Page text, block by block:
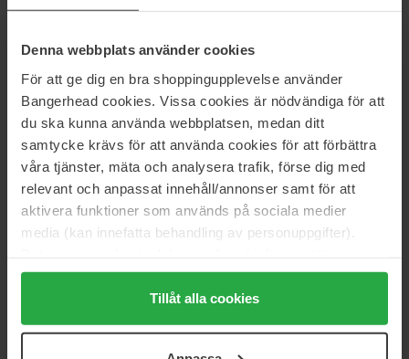
Denna webbplats använder cookies
För att ge dig en bra shoppingupplevelse använder
Bangerhead cookies. Vissa cookies är nödvändiga för att
du ska kunna använda webbplatsen, medan ditt
samtycke krävs för att använda cookies för att förbättra
våra tjänster, mäta och analysera trafik, förse dig med
relevant och anpassat innehåll/annonser samt för att
aktivera funktioner som används på sociala medier
media (kan innefatta behandling av personuppgifter).
Genom att trycka på "Tillåt alla cookies" accepterar du
alla cookies, medan du under "Detaljer" kan anpassa
användningen av cookies. Du kan när som helst återkalla
Tillåt alla cookies
Cream SPF40
40 ml
30 €
50 ml
25 €
Dermaceutic
K Ceutic Post-Treatment
Restore
30 ml
44 €
EVY Technology
Daily Tan Activator
150 ml
32 €
Normaali hinta
Loppu varastosta
Blue Peptides Uplift Moisturizing
50 ml
Environmental Shield